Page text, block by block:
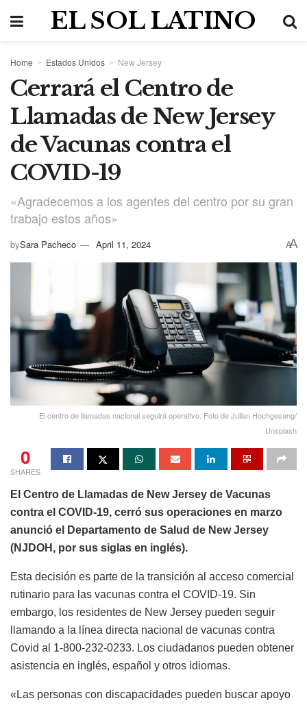
EL SOL LATINO
Home Estados Unidos New Jersey
Cerrará el Centro de
Llamadas de New Jersey
de Vacunas contra el
COVID-19
«Agradecemos a los agentes del centro por su gran
trabajo estos años»
bySara Pacheco April 11, 2024 AA
El centro de llamadas nacional seguirá operativo. Foto de Julian Hochgesang/
Unsplash
0
SHARES
El Centro de Llamadas de New Jersey de Vacunas
contra el COVID-19, cerró sus operaciones en marzo
anunció el Departamento de Salud de New Jersey
(NJDOH, por sus siglas en inglés).
Esta decisión es parte de la transición al acceso comercial
rutinario para las vacunas contra el COVID-19. Sin
embargo, los residentes de New Jersey pueden seguir
llamando a la línea directa nacional de vacunas contra
Covid al 1-800-232-0233. Los ciudadanos pueden obtener
asistencia en inglés, español y otros idiomas.
«Las personas con discapacidades pueden buscar apoyo